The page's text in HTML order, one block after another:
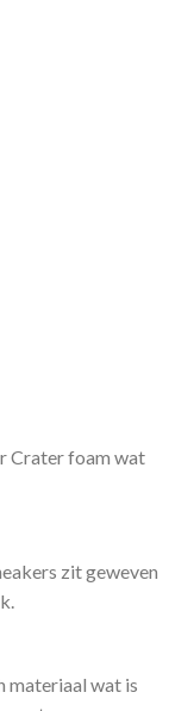
Crater foam wat
zit geweven
materiaal wat is